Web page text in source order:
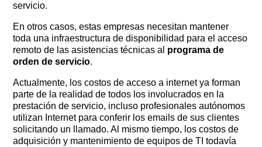
servicio.
En otros casos, estas empresas necesitan mantener
toda una infraestructura de disponibilidad para el acceso
remoto de las asistencias técnicas al programa de
orden de servicio.
Actualmente, los costos de acceso a internet ya forman
parte de la realidad de todos los involucrados en la
prestación de servicio, incluso profesionales autónomos
utilizan Internet para conferir los emails de sus clientes
solicitando un llamado. Al mismo tiempo, los costos de
adquisición y mantenimiento de equipos de TI todavía